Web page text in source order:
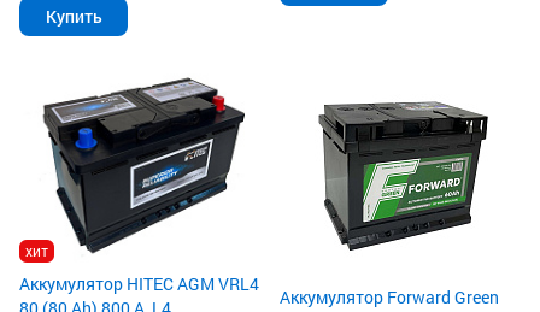
Купить
хит
Аккумулятор HITEC AGM VRL4
Аккумулятор Forward Green